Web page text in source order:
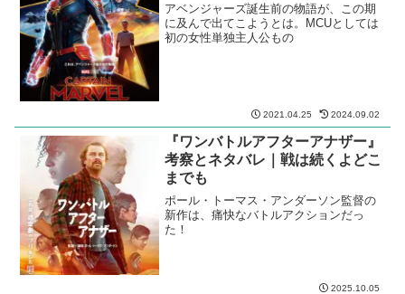
アベンジャーズ誕生前の物語が、この期
に及んで出てこようとは。MCUとしては
初の女性単独主人公もの
2021.04.25 2024.09.02
『ワンバトルアフターアナザー』
考察とネタバレ｜戦は続くよどこ
までも
ポール・トーマス・アンダーソン監督の
新作は、痛快なバトルアクションだっ
た！
2025.10.05